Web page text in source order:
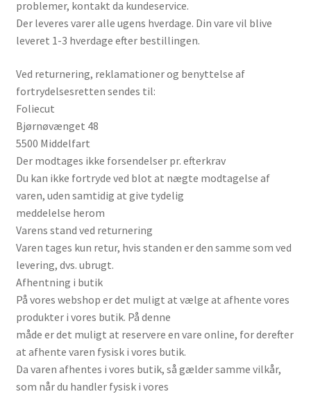
problemer, kontakt da kundeservice.
Der leveres varer alle ugens hverdage. Din vare vil blive
leveret 1-3 hverdage efter bestillingen.
Ved returnering, reklamationer og benyttelse af
fortrydelsesretten sendes til:
Foliecut
Bjørnøvænget 48
5500 Middelfart
Der modtages ikke forsendelser pr. efterkrav
Du kan ikke fortryde ved blot at nægte modtagelse af
varen, uden samtidig at give tydelig
meddelelse herom
Varens stand ved returnering
Varen tages kun retur, hvis standen er den samme som ved
levering, dvs. ubrugt.
Afhentning i butik
På vores webshop er det muligt at vælge at afhente vores
produkter i vores butik. På denne
måde er det muligt at reservere en vare online, for derefter
at afhente varen fysisk i vores butik.
Da varen afhentes i vores butik, så gælder samme vilkår,
som når du handler fysisk i vores